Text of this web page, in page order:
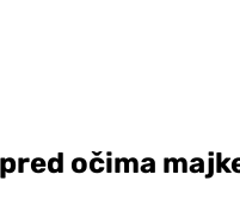
očima